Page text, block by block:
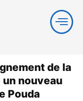
de la
un nouveau
Pouda